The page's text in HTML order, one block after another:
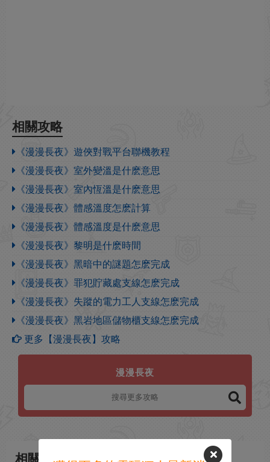
相關攻略
《漫漫長夜》遊俠對戰平台聯機教程
《漫漫長夜》室外變溫是什麽意思
《漫漫長夜》室內恆溫是什麽意思
《漫漫長夜》體感溫度怎麽計算
《漫漫長夜》體感溫度是什麽意思
《漫漫長夜》黎明是什麽時間
《漫漫長夜》黑暗中的謎題怎麽完成
《漫漫長夜》罪犯貯藏處支線怎麽完成
《漫漫長夜》失蹤的電力工人支線怎麽完成
《漫漫長夜》黑岩地區儲物櫃支線怎麽完成
更多【漫漫長夜】攻略
漫漫長夜
相關新聞